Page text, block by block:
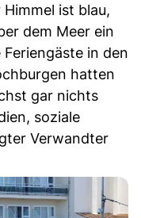
ist blau,
dem Meer ein
in den
hatten
gar nichts
soziale
Verwandter